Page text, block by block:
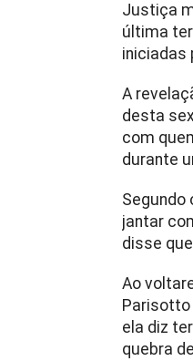
Justiça
última
iniciadas
A
desta
com
durante
Segundo
jantar
disse
Ao
Parisotto
ela diz
quebra